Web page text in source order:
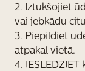
2. Iztukšojiet
vai jebkādu
3. Piepildiet
atpakaļ vietā.
4.